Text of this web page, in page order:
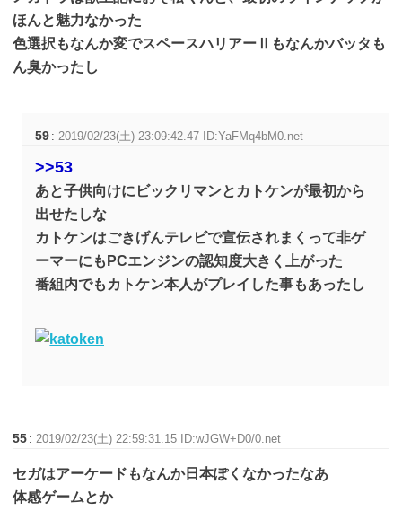
ほんと魅力なかった
色選択もなんか変でスペースハリアーⅡもなんかバッタも
ん臭かったし
59 : 2019/02/23(土) 23:09:42.47 ID:YaFMq4bM0.net
>>53
あと子供向けにビックリマンとカトケンが最初から
出せたしな
カトケンはごきげんテレビで宣伝されまくって非ゲ
ーマーにもPCエンジンの認知度大きく上がった
番組内でもカトケン本人がプレイした事もあったし
55 : 2019/02/23(土) 22:59:31.15 ID:wJGW+D0/0.net
セガはアーケードもなんか日本ぽくなかったなあ
体感ゲームとか